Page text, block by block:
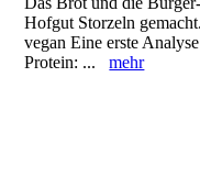
Hofgut Storzeln
vegan Eine erste
Protein: ...mehr